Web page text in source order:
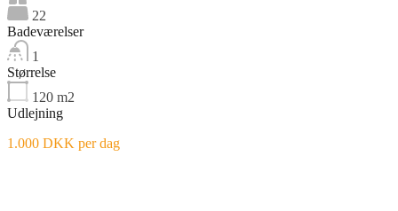
22
Badeværelser
1
Størrelse
120 m2
Udlejning
1.000 DKK per dag